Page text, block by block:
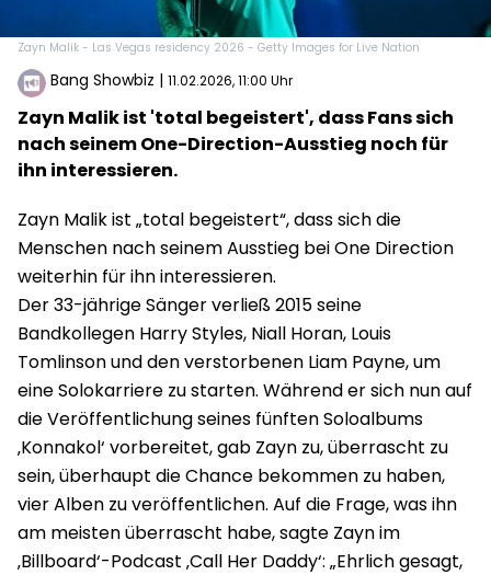
Zayn Malik - Las Vegas residency 2026 - Getty Images for Live Nation
Bang Showbiz | 11.02.2026, 11:00 Uhr
Zayn Malik ist 'total begeistert', dass Fans sich
nach seinem One-Direction-Ausstieg noch für
ihn interessieren.
Zayn Malik ist „total begeistert“, dass sich die
Menschen nach seinem Ausstieg bei One Direction
weiterhin für ihn interessieren.
Der 33-jährige Sänger verließ 2015 seine
Bandkollegen Harry Styles, Niall Horan, Louis
Tomlinson und den verstorbenen Liam Payne, um
eine Solokarriere zu starten. Während er sich nun auf
die Veröffentlichung seines fünften Soloalbums
‚Konnakol‘ vorbereitet, gab Zayn zu, überrascht zu
sein, überhaupt die Chance bekommen zu haben,
vier Alben zu veröffentlichen. Auf die Frage, was ihn
am meisten überrascht habe, sagte Zayn im
‚Billboard‘-Podcast ‚Call Her Daddy‘: „Ehrlich gesagt,